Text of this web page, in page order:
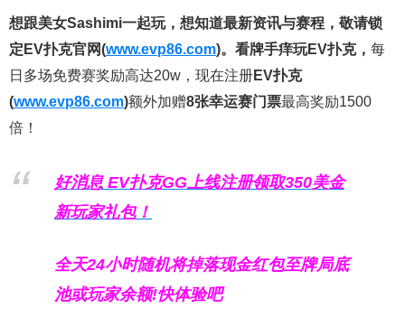
想跟美女Sashimi一起玩， 想知道最新资讯与赛程， 敬请锁
定EV扑克官网(www.evp86.com)。 看牌手痒玩EV扑克， 每
日多场免费赛奖励高达20w，现在注册EV扑克
(www.evp86.com)额外加赠8张幸运赛门票最高奖励1500
倍！
好消息 EV扑克GG上线注册领取350美金
新玩家礼包！
全天24小时随机将掉落现金红包至牌局底
池或玩家余额!快体验吧